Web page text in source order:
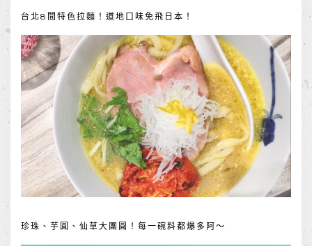
台北8間特色拉麵！道地口味免飛日本！
珍珠、芋圓、仙草大團圓！每一碗料都爆多阿～